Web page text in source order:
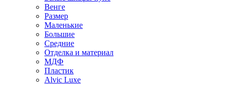
Венге
Размер
Маленькие
Большие
Средние
Отделка и материал
МДФ
Пластик
Alvic Luxe